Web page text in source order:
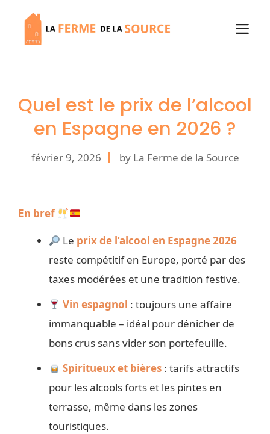
contenu
Quel est le prix de l’alcool
en Espagne en 2026 ?
février 9, 2026 by La Ferme de la Source
En bref
Le prix de l’alcool en Espagne 2026
reste compétitif en Europe, porté par des
taxes modérées et une tradition festive.
Vin espagnol : toujours une affaire
immanquable – idéal pour dénicher de
bons crus sans vider son portefeuille.
Spiritueux et bières : tarifs attractifs
pour les alcools forts et les pintes en
terrasse, même dans les zones
touristiques.